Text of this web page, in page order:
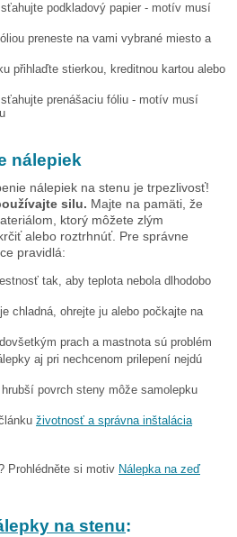
podkladový papier - motív musí
preneste na vami vybrané miesto a
přihlaďte stierkou, kreditnou kartou alebo
prenášaciu fóliu - motív musí
nálepiek
nálepiek na stenu je trpezlivosť!
silu. Majte na pamäti, že
ktorý môžete zlým
alebo roztrhnúť. Pre správne
pravidlá:
tak, aby teplota nebola dlhodobo
chladná, ohrejte ju alebo počkajte na
prach a mastnota sú problém
aj pri nechcenom prilepení nejdú
povrch steny môže samolepku
životnosť a správna inštalácia
Prohlédněte si motiv Nálepka na zeď
na stenu: